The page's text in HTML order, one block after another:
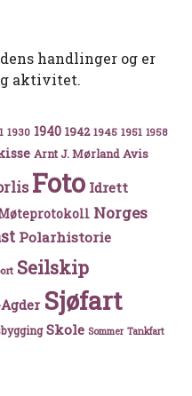
handlinger og er
aktivitet.
1930 1940 1942 1945 1951 1958
Arnt J. Mørland Avis
Foto Idrett
Norges
Polarhistorie
Seilskip
Sjøfart
Skole Sommer Tankfart